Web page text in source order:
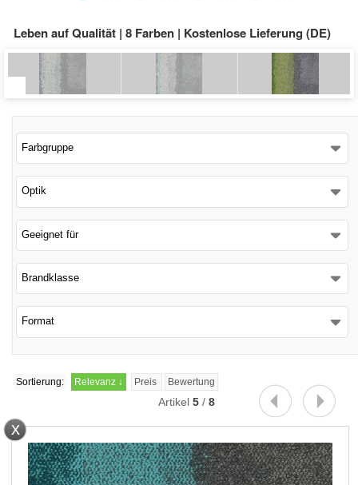
Leben auf Qualität | 8 Farben | Kostenlose Lieferung (DE)
Farbgruppe
Optik
Geeignet für
Brandklasse
Format
Sortierung: Relevanz ↓ Preis Bewertung
Artikel 5 / 8
x